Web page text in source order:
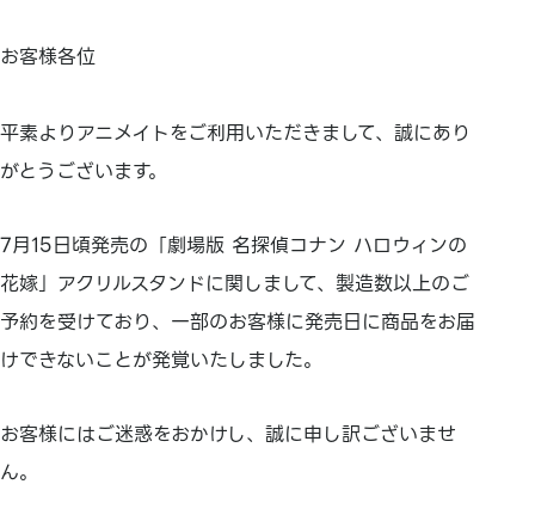
お客様各位
平素よりアニメイトをご利用いただきまして、誠にあり
がとうございます。
7月15日頃発売の「劇場版 名探偵コナン ハロウィンの
花嫁」アクリルスタンドに関しまして、製造数以上のご
予約を受けており、一部のお客様に発売日に商品をお届
けできないことが発覚いたしました。
お客様にはご迷惑をおかけし、誠に申し訳ございませ
ん。